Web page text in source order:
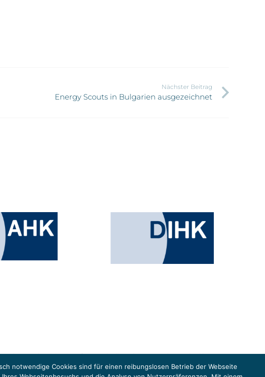
Nächster Beitrag
Energy Scouts in Bulgarien ausgezeichnet
Bundesministeriums für Umwelt, Klimaschutz, Naturschutz und nukleare
notwendige Cookies sind für einen reibungslosen Betrieb der Webseite